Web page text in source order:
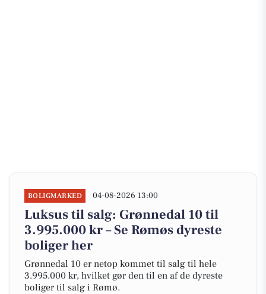
BOLIGMARKED 04-08-2026 13:00
Luksus til salg: Grønnedal 10 til
3.995.000 kr – Se Rømøs dyreste
boliger her
Grønnedal 10 er netop kommet til salg til hele
3.995.000 kr, hvilket gør den til en af de dyreste
boliger til salg i Rømø.